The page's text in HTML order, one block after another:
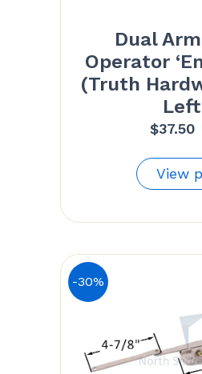
Dual
Operator
(Truth
$37.50
View
-30%